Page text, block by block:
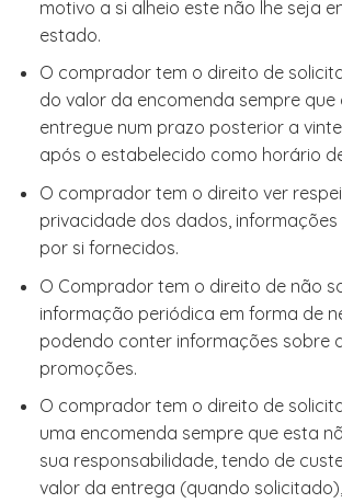
motivo a si alheio este não lhe seja
estado.
O comprador tem o direito de
do valor da encomenda sempre que
entregue num prazo posterior a
após o estabelecido como horário
O comprador tem o direito ver
privacidade dos dados,
por si fornecidos.
O Comprador tem o direito de não
informação periódica em forma de
podendo conter informações sobre
promoções.
O comprador tem o direito de
uma encomenda sempre que esta
sua responsabilidade, tendo de
valor da entrega (quando